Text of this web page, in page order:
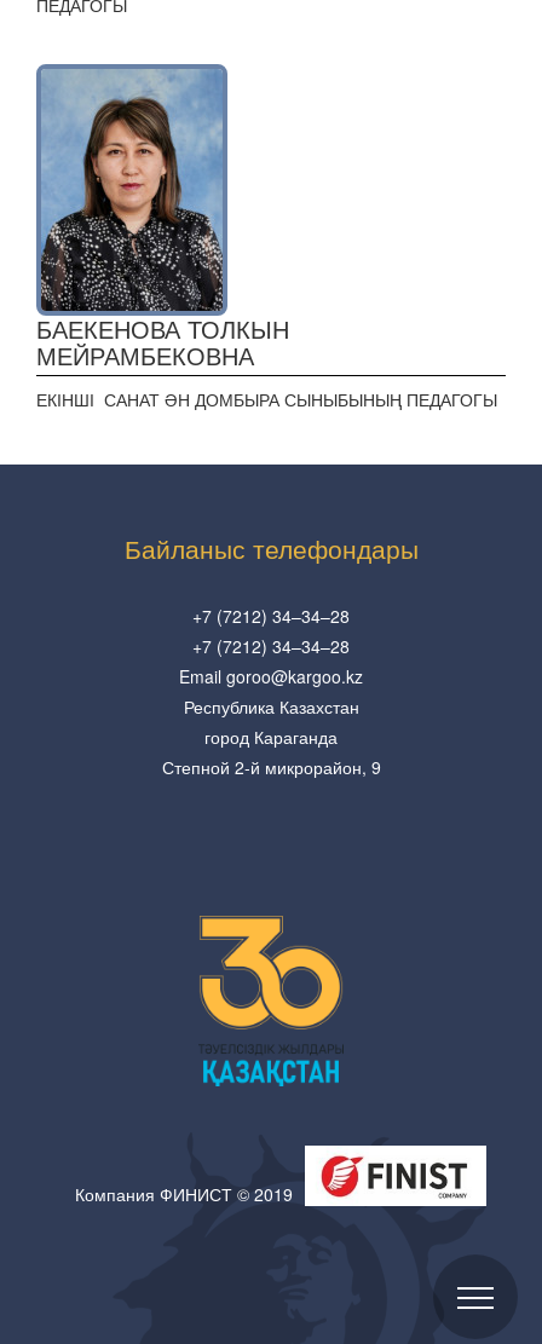
ПЕДАГОГЫ
БАЕКЕНОВА ТОЛКЫН
МЕЙРАМБЕКОВНА
ЕКІНШІ САНАТ ӘН ДОМБЫРА СЫНЫБЫНЫҢ ПЕДАГОГЫ
Байланыс телефондары
+7 (7212) 34–34–28
+7 (7212) 34–34–28
Email goroo@kargoo.kz
Республика Казахстан
город Караганда
Степной 2-й микрорайон, 9
Компания ФИНИСТ © 2019